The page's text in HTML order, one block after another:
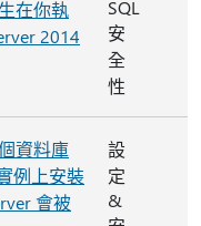
在你執
2014
SQL
安
全
性
資料庫
例上安裝
會被
設
定
&